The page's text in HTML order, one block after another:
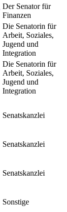
Der Senator für
Finanzen
Die Senatorin für
Arbeit, Soziales,
Jugend und
Integration
Die Senatorin für
Arbeit, Soziales,
Jugend und
Integration
Senatskanzlei
Senatskanzlei
Senatskanzlei
Sonstige